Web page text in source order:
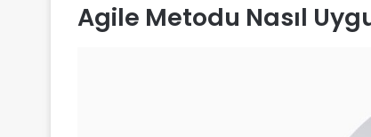
Agile Metodu Nasıl